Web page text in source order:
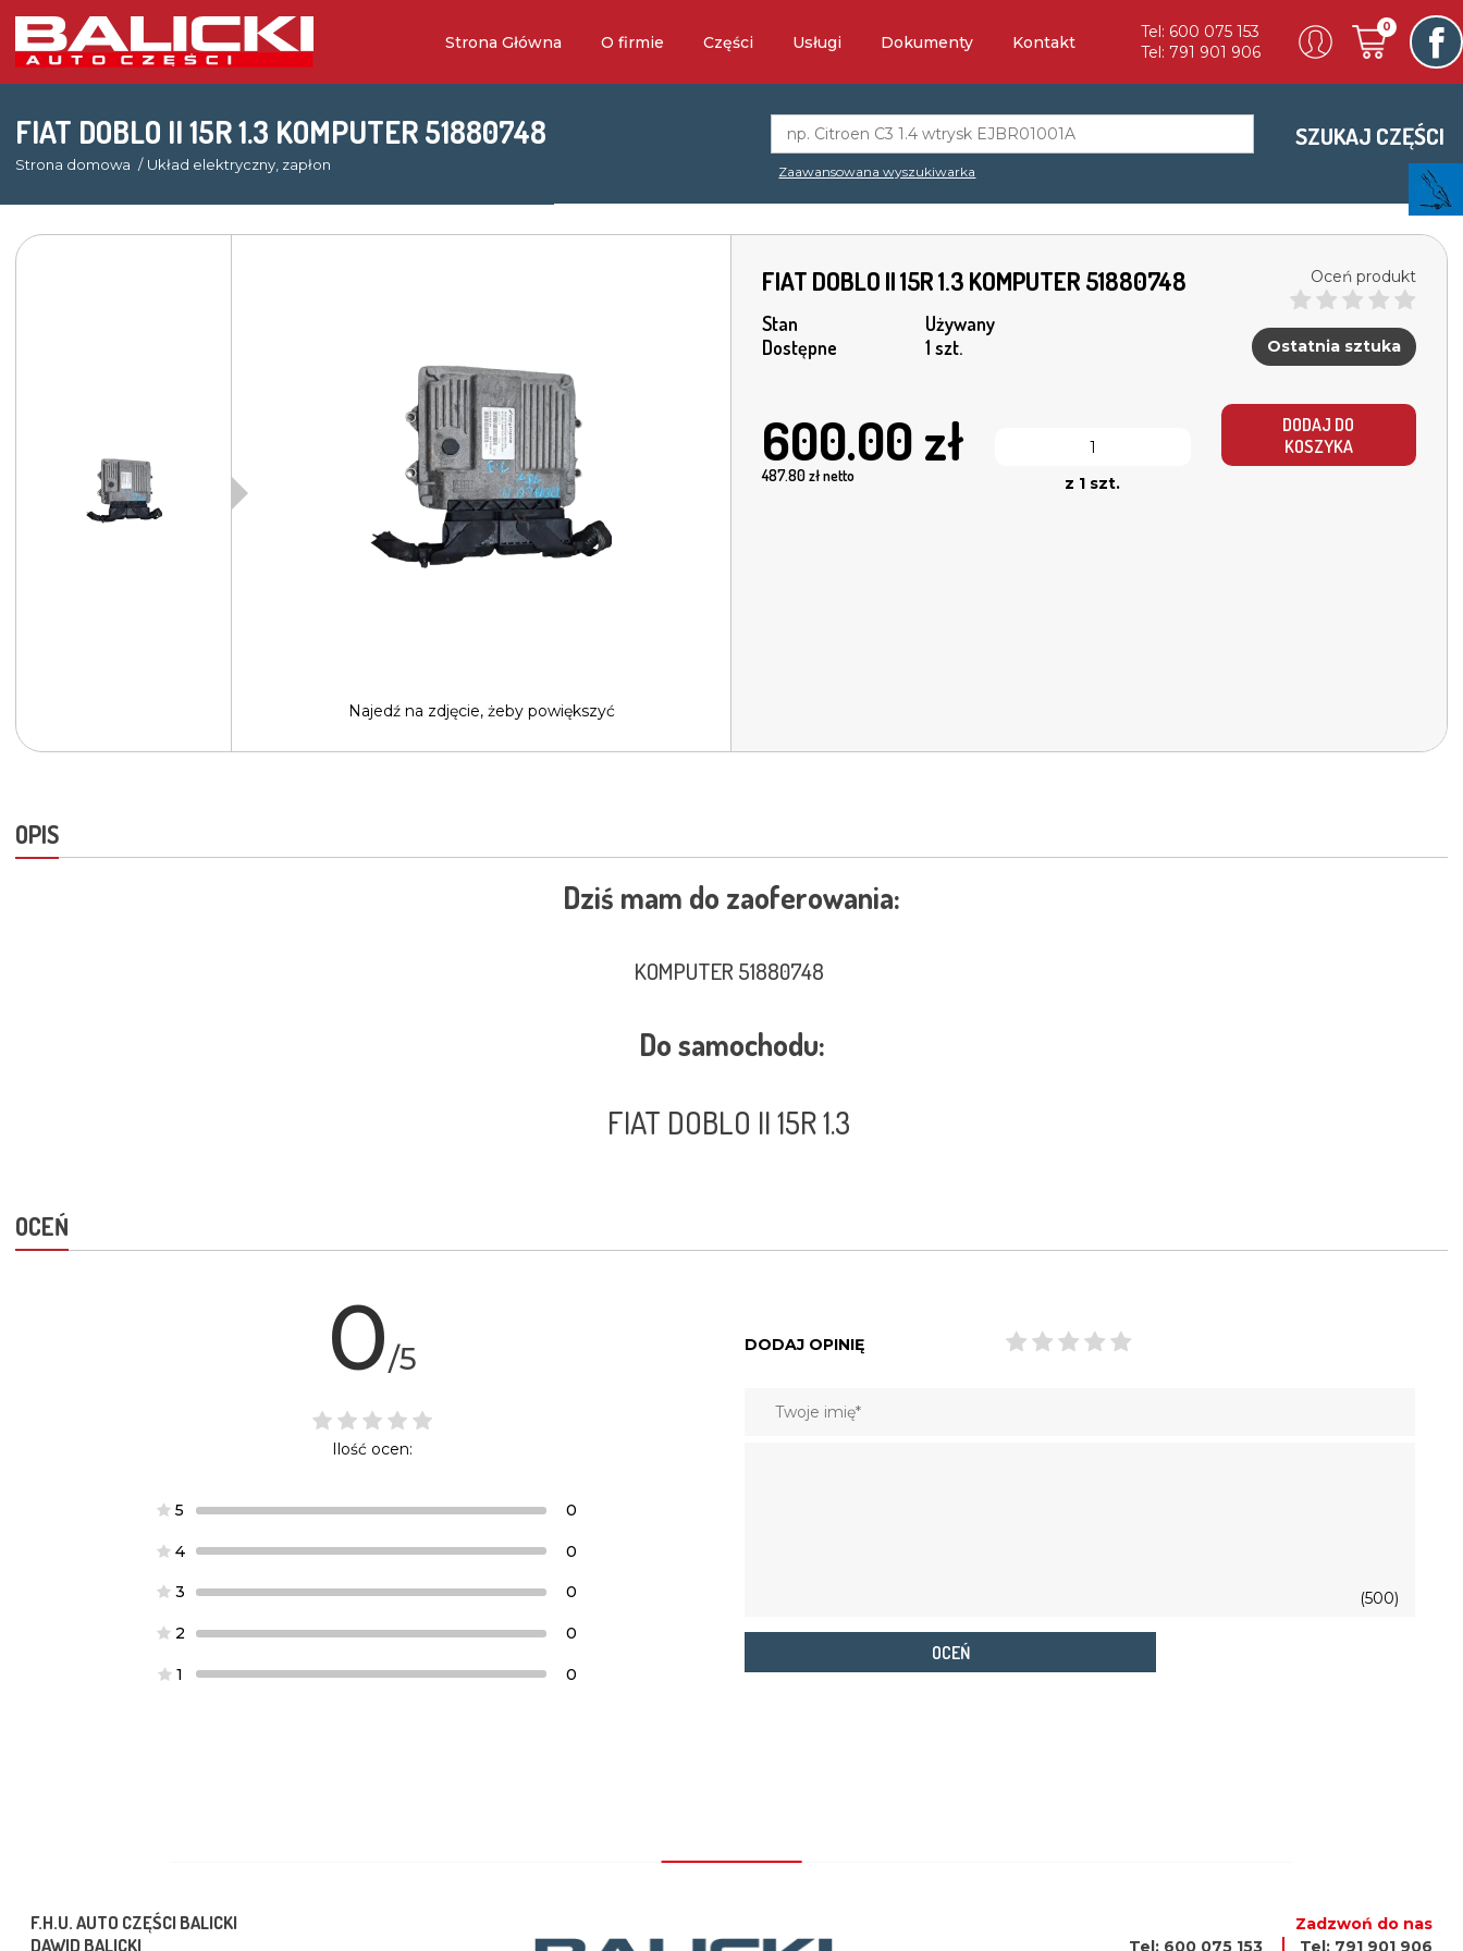
Strona Główna O firmie Części Usługi Dokumenty Kontakt
Tel: 600 075 153
Tel: 791 901 906
0
FIAT DOBLO II 15R 1.3 KOMPUTER 51880748
Strona domowa Układ elektryczny, zapłon Zaawansowana wyszukiwarka
SZUKAJ CZĘŚCI
Najedź na zdjęcie, żeby powiększyć
FIAT DOBLO II 15R 1.3 KOMPUTER 51880748
Stan
Używany
Dostępne
1 szt.
Oceń produkt
Ostatnia sztuka
600.00 zł
487.80zł netto z 1 szt.
DODAJ DO
KOSZYKA
OPIS
Dziś mam do zaoferowania:
KOMPUTER 51880748
Do samochodu:
FIAT DOBLO II 15R 1.3
OCEŃ
0/5
Ilość ocen:
5 0
4 0
3 0
2 0
1 0
DODAJ OPINIĘ
(500)
OCEŃ
F.H.U. AUTO CZĘŚCI BALICKI
DAWID BALICKI
Zadzwoń do nas
Tel: 600 075 153
Tel: 791 901 906